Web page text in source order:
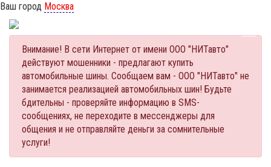
Ваш город Москва
Внимание! В сети Интернет от имени ООО "НИТавто"
действуют мошенники - предлагают купить
автомобильные шины. Сообщаем вам - ООО "НИТавто" не
занимается реализацией автомобильных шин! Будьте
бдительны - проверяйте информацию в SMS-
сообщениях, не переходите в мессенджеры для
общения и не отправляйте деньги за сомнительные
услуги!